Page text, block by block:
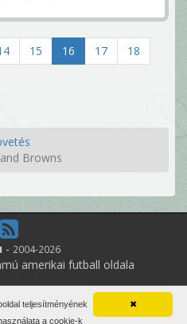
15 16 17
18
Browns
- 2004-2026
amerikai futball oldala
felhasználó
újraközlése csak a szerző
✖
teljesítményének
a cookie-k